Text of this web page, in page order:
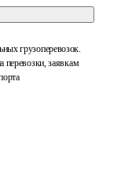
грузоперевозок.
перевозки, заявкам